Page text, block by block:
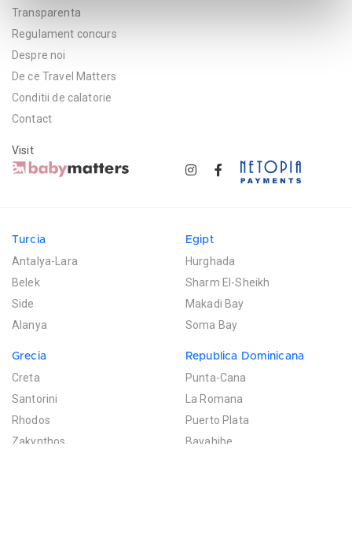
Transparenta
Regulament concurs
Despre noi
De ce Travel Matters
Conditii de calatorie
Contact
Visit
Turcia
Antalya-Lara
Belek
Side
Alanya
Egipt
Hurghada
Sharm El-Sheikh
Makadi Bay
Soma Bay
Grecia
Creta
Santorini
Rhodos
Zakynthos
Republica Dominicana
Punta-Cana
La Romana
Puerto Plata
Bayahibe